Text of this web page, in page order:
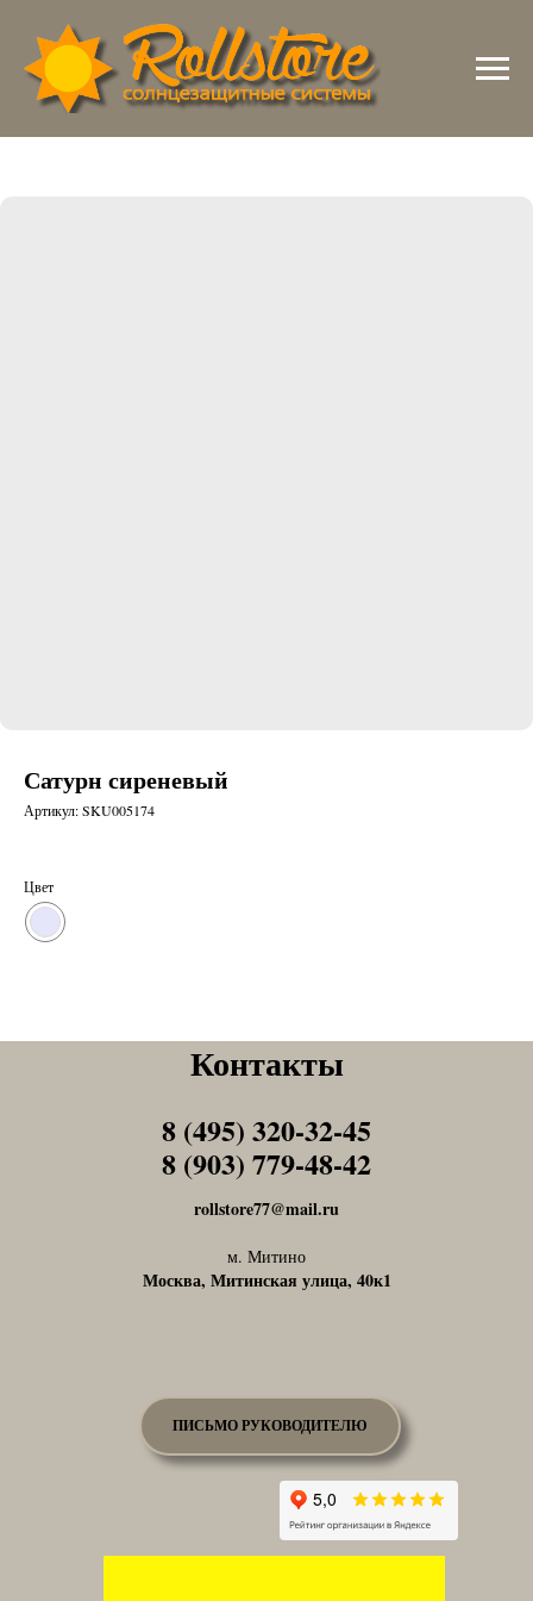
Сатурн сиреневый
Артикул:SKU005174
Цвет
Контакты
rollstore77@mail.ru
м. Митино
Москва, Митинская улица, 40к1
8 (495) 320-32-45
8 (903) 779-48-42
Tel1
Tel1
ПИСЬМО РУКОВОДИТЕЛЮ